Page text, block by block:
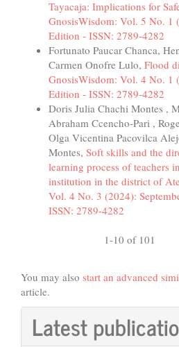
Tayacaja: Implications for
GnosisWisdom: Vol. 5 No. 1
Edition - ISSN: 2789-4282
Fortunato Paucar Chanca,
Carmen Onofre Lulo, Flood
GnosisWisdom: Vol. 4 No. 1
Edition - ISSN: 2789-4282
Doris Julia Chachi Montes ,
Abraham Ccencho-Pari ,
Olga Vicentina Pacovilca
Montes, Soft skills and the
learning process of teachers
institution in the district of
Vol. 4 No. 3 (2024):
ISSN: 2789-4282
1-10 of 101
You may also start an advanced
article.
Latest